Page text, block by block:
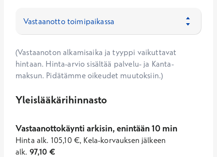
(Vastaanoton alkamisaika ja tyyppi vaikuttavat
hintaan. Hinta-arvio sisältää palvelu- ja Kanta-
maksun. Pidätämme oikeudet muutoksiin.)
Yleislääkärihinnasto
Vastaanottokäynti arkisin, enintään 10 min
Hinta alk. 105,10 €, Kela-korvauksen jälkeen
alk. 97,10 €